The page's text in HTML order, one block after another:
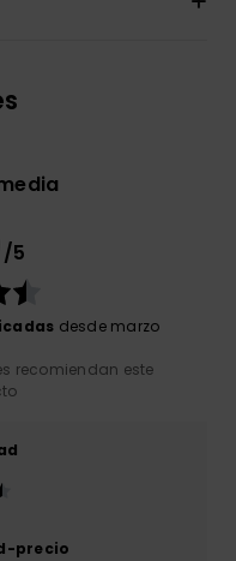
/5
desde marzo
recomiendan este
precio